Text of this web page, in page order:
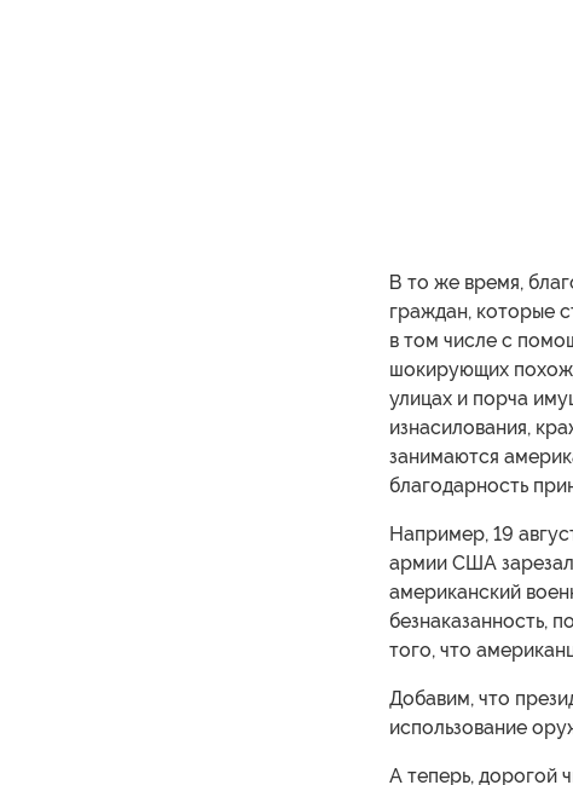
В то же время,
граждан, которые
в том числе с
шокирующих
улицах и порча
изнасилования,
занимаются
благодарность
Например, 19
армии США
американский
безнаказанность,
того, что
Добавим, что
использование
А теперь, дорогой